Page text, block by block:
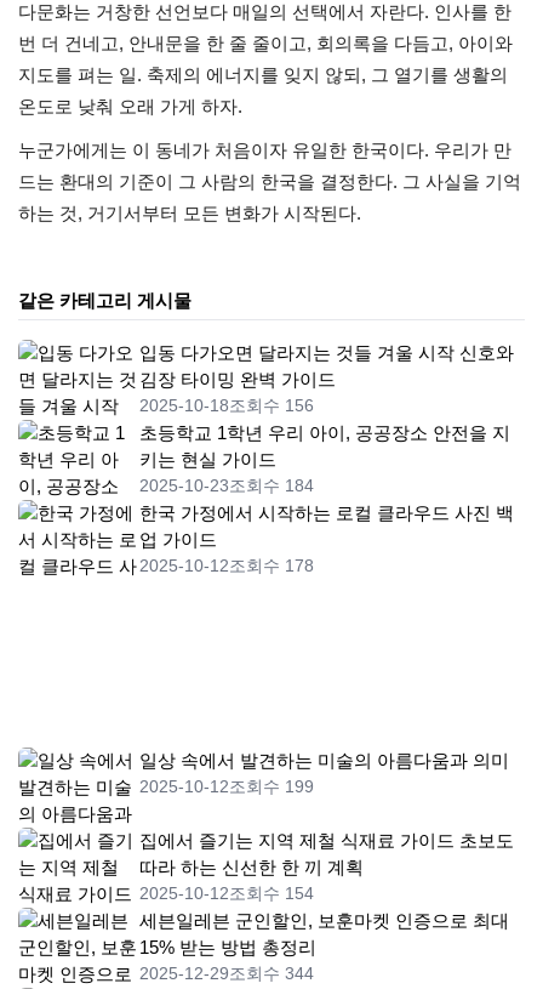
다문화는 거창한 선언보다 매일의 선택에서 자란다. 인사를 한
번 더 건네고, 안내문을 한 줄 줄이고, 회의록을 다듬고, 아이와
지도를 펴는 일. 축제의 에너지를 잊지 않되, 그 열기를 생활의
온도로 낮춰 오래 가게 하자.
누군가에게는 이 동네가 처음이자 유일한 한국이다. 우리가 만
드는 환대의 기준이 그 사람의 한국을 결정한다. 그 사실을 기억
하는 것, 거기서부터 모든 변화가 시작된다.
같은 카테고리 게시물
입동 다가오면 달라지는 것들 겨울 시작 신호와
김장 타이밍 완벽 가이드
2025-10-18조회수 156
초등학교 1학년 우리 아이, 공공장소 안전을 지
키는 현실 가이드
2025-10-23조회수 184
한국 가정에서 시작하는 로컬 클라우드 사진 백
업 가이드
2025-10-12조회수 178
일상 속에서 발견하는 미술의 아름다움과 의미
2025-10-12조회수 199
집에서 즐기는 지역 제철 식재료 가이드 초보도
따라 하는 신선한 한 끼 계획
2025-10-12조회수 154
세븐일레븐 군인할인, 보훈마켓 인증으로 최대
15% 받는 방법 총정리
2025-12-29조회수 344